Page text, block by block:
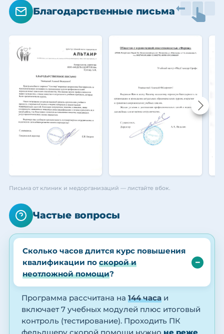
Благодарственные письма
Письма от клиник и медорганизаций — листайте вбок.
Частые вопросы
Сколько часов длится курс повышения
квалификации по скорой и
неотложной помощи?
Программа рассчитана на 144 часа и
включает 7 учебных модулей плюс итоговый
контроль (тестирование). Проходить ПК